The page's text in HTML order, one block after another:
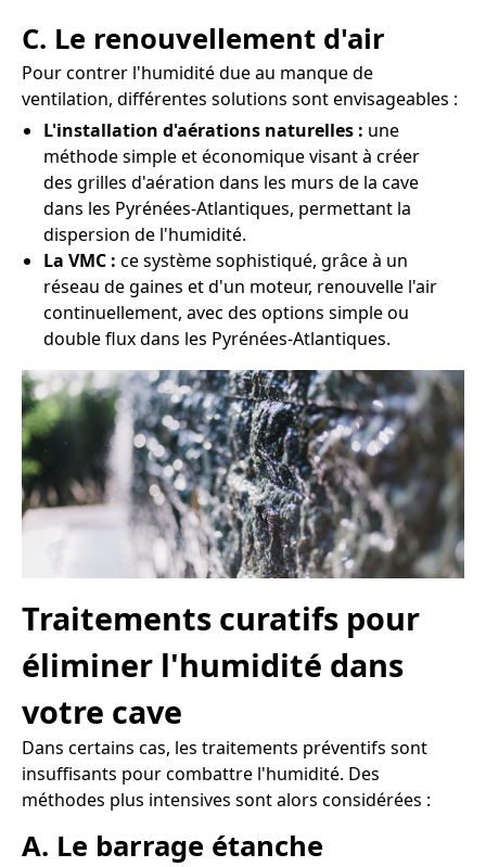
C. Le renouvellement d'air
Pour contrer l'humidité due au manque de
ventilation, différentes solutions sont envisageables :
L'installation d'aérations naturelles : une
méthode simple et économique visant à créer
des grilles d'aération dans les murs de la cave
dans les Pyrénées-Atlantiques, permettant la
dispersion de l'humidité.
La VMC : ce système sophistiqué, grâce à un
réseau de gaines et d'un moteur, renouvelle l'air
continuellement, avec des options simple ou
double flux dans les Pyrénées-Atlantiques.
Traitements curatifs pour
éliminer l'humidité dans
votre cave
Dans certains cas, les traitements préventifs sont
insuffisants pour combattre l'humidité. Des
méthodes plus intensives sont alors considérées :
A. Le barrage étanche